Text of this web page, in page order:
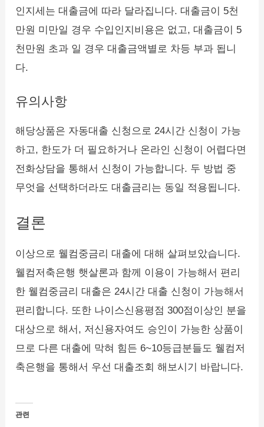
인지세는 대출금에 따라 달라집니다. 대출금이 5천
만원 미만일 경우 수입인지비용은 없고, 대출금이 5
천만원 초과 일 경우 대출금액별로 차등 부과 됩니
다.
유의사항
해당상품은 자동대출 신청으로 24시간 신청이 가능
하고, 한도가 더 필요하거나 온라인 신청이 어렵다면
전화상담을 통해서 신청이 가능합니다. 두 방법 중
무엇을 선택하더라도 대출금리는 동일 적용됩니다.
결론
이상으로 웰컴중금리 대출에 대해 살펴보았습니다.
웰컴저축은행 햇살론과 함께 이용이 가능해서 편리
한 웰컴중금리 대출은 24시간 대출 신청이 가능해서
편리합니다. 또한 나이스신용평점 300점이상인 분을
대상으로 해서, 저신용자여도 승인이 가능한 상품이
므로 다른 대출에 막혀 힘든 6~10등급분들도 웰컴저
축은행을 통해서 우선 대출조회 해보시기 바랍니다.
관련